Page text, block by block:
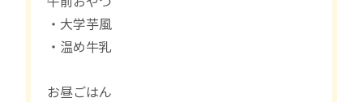
・大学芋風
・温め牛乳
お昼ごはん